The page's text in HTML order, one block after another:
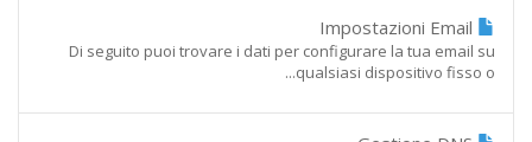
Di seguito puoi trovare i dati per configurare la tua email su
qualsiasi dispositivo fisso o...